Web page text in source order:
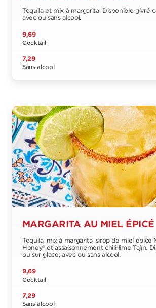
Tequila et mix à margarita. Disponible givré
avec ou sans alcool.
9,69
Cocktail
7,29
Sans alcool
MARGARITA AU MIEL ÉPICÉ
Tequila, mix à margarita, sirop de miel épicé
Honey® et assaisonnement chili-lime Tajín.
ou sur glace, avec ou sans alcool.
9,69
Cocktail
7,29
Sans alcool